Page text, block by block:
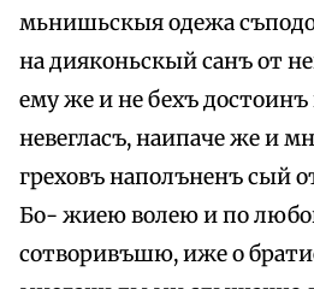
мьнишьскыя одежа
на дияконьскый санъ от
ему же и не бехъ
невегласъ, наипаче же и
греховъ наполъненъ сый
Бо- жиею волею и по
сотворивъшю, иже о